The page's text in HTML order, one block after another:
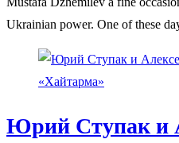
Ukrainian power. One of these
Юрий Ступак и